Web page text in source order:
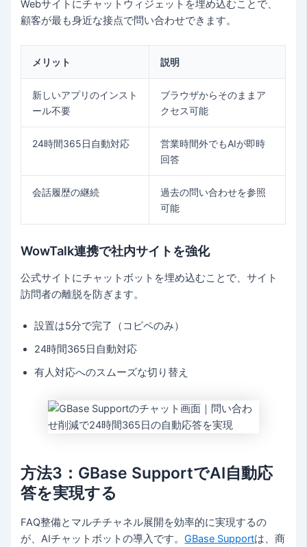
Webサイトにチャットウィジェットを埋め込むことで、
顧客が最も身近な接点で問い合わせできます。
メリット 説明
新しいアプリのインスト
ール不要
ブラウザからそのままア
クセス可能
24時間365日自動対応
営業時間外でもAIが即時
回答
会話履歴の継続
過去の問い合わせを参照
可能
WowTalk連携で社内サイトを強化
公式サイトにチャットボットを埋め込むことで、サイト
訪問者の離脱を防ぎます。
設置は5分で完了（コピペのみ）
24時間365日自動対応
有人対応へのスムーズな切り替え
方法3：GBase SupportでAI自動応
答を実現する
FAQ整備とマルチチャネル展開を効率的に実現するの
が、AIチャットボットの導入です。GBase Supportは、商